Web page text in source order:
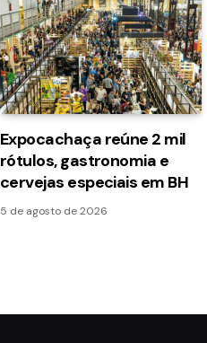
Expocachaça reúne 2 mil
rótulos, gastronomia e
cervejas especiais em BH
5 de agosto de 2026